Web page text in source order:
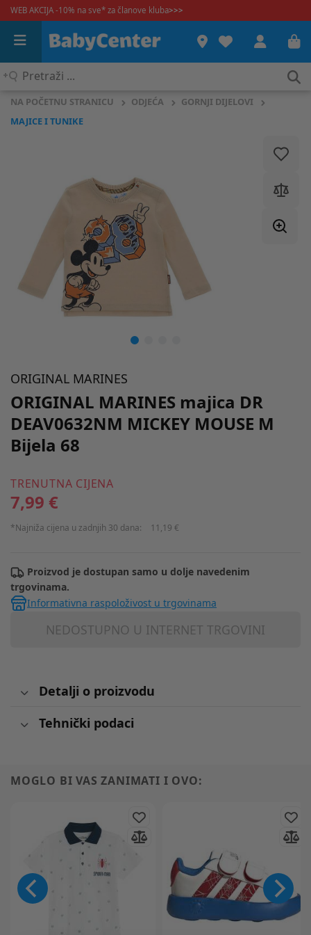
WEB AKCIJA -10% na sve* za članove kluba>>>
Pretraži
NA POČETNU STRANICU ODJEĆA
GORNJI DIJELOVI
MAJICE I TUNIKE
ORIGINAL MARINES
ORIGINAL MARINES majica DR
DEAV0632NM MICKEY MOUSE M
Bijela 68
TRENUTNA CIJENA
7,99 €
*Najniža cijena u zadnjih 30 dana: 11,19 €
Proizvod je dostupan samo u dolje navedenim
trgovinama.
Informativna raspoloživost u trgovinama
NEDOSTUPNO U INTERNET TRGOVINI
Detalji o proizvodu
Tehnički podaci
MOGLO BI VAS ZANIMATI I OVO: